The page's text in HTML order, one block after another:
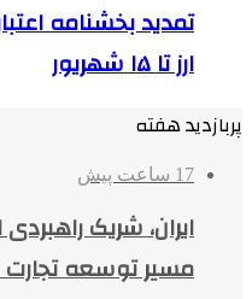
تمدید بخشنامه
ارز تا ۱۵ شهریور
پربازدید هفته
17 ساعت پیش
ایران، شریک
مسیر توسعه